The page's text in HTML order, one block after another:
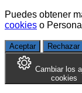
Puedes obtener
cookies o
Aceptar Rechazar
Cambiar los
cookies